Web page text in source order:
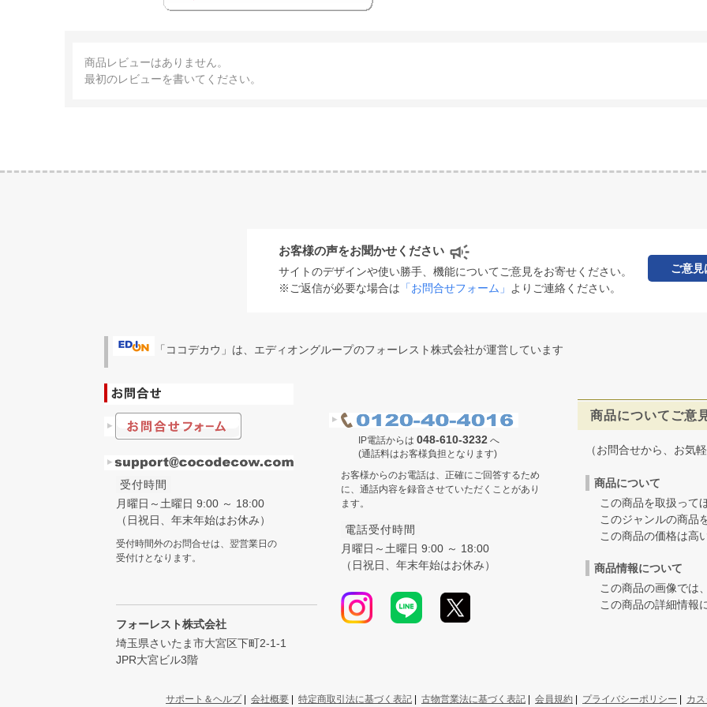
商品レビューはありません。
最初のレビューを書いてください。
お客様の声をお聞かせください
サイトのデザインや使い勝手、機能についてご意見をお寄せください。
※ご返信が必要な場合は 「お問合せフォーム」 よりご連絡ください。
ご意見
「ココデカウ」は、エディオングループのフォーレスト株式会社が運営しています
受付時間
月曜日～土曜日 9:00 ～ 18:00
（日祝日、年末年始はお休み）
受付時間外のお問合せは、翌営業日の
受付けとなります。
フォーレスト株式会社
埼玉県さいたま市大宮区下町2-1-1
JPR大宮ビル3階
IP電話からは 048-610-3232 へ
(通話料はお客様負担となります)
お客様からのお電話は、正確にご回答するため
に、通話内容を録音させていただくことがあり
ます。
電話受付時間
月曜日～土曜日 9:00 ～ 18:00
（日祝日、年末年始はお休み）
商品についてご意
（お問合せから、お気
商品について
この商品を取扱って
このジャンルの商品
この商品の価格は高
商品情報について
この商品の画像では
この商品の詳細情報
サポート＆ヘルプ| 会社概要 | 特定商取引法に基づく表記 | 古物営業法に基づく表記 | 会員規約 | プライバシーポリシー | カ